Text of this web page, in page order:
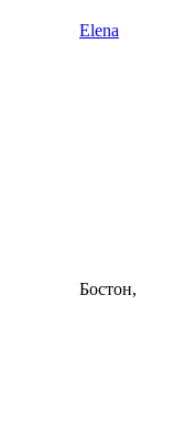
Elena
Бостон,